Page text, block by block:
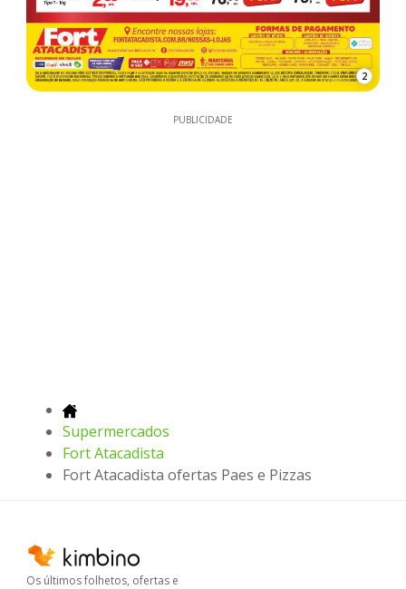
2
PUBLICIDADE
Supermercados
Fort Atacadista
Fort Atacadista ofertas Paes e Pizzas
Os últimos folhetos, ofertas e